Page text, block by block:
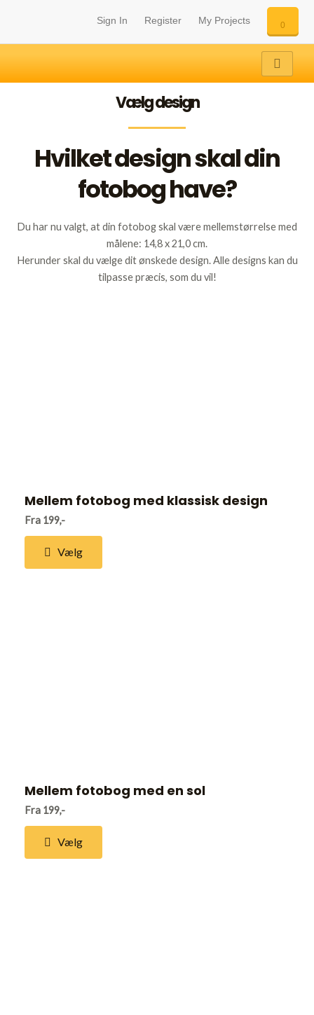
Sign In Register My Projects 0
indholdet
Vælg design
Hvilket design skal din
fotobog have?
Du har nu valgt, at din fotobog skal være mellemstørrelse med
målene: 14,8 x 21,0 cm.
Herunder skal du vælge dit ønskede design. Alle designs kan du
tilpasse præcis, som du vil!
Mellem fotobog med klassisk design
Fra 199,-
Vælg
Mellem fotobog med en sol
Fra 199,-
Vælg